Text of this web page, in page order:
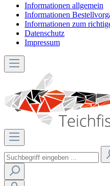
Informationen allgemein
Informationen
Informationen zum
Datenschutz
Impressum